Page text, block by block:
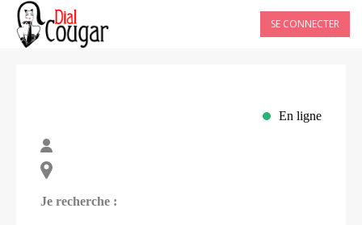
SE CONNECTER
En ligne
Je recherche :